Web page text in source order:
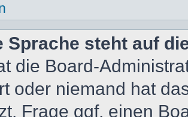
Sprache steht auf
die Board-
oder niemand hat
Frage ggf. einen